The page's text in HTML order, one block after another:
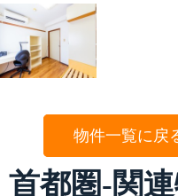
物件一覧に戻
首都圏-関